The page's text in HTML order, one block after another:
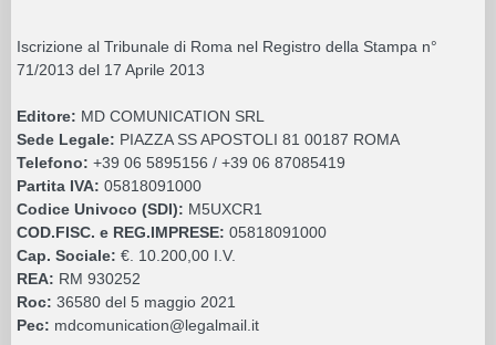
Iscrizione al Tribunale di Roma nel Registro della Stampa n°
71/2013 del 17 Aprile 2013
Editore: MD COMUNICATION SRL
Sede Legale: PIAZZA SS APOSTOLI 81 00187 ROMA
Telefono: +39 06 5895156 / +39 06 87085419
Partita IVA: 05818091000
Codice Univoco (SDI): M5UXCR1
COD.FISC. e REG.IMPRESE: 05818091000
Cap. Sociale: €. 10.200,00 I.V.
REA: RM 930252
Roc: 36580 del 5 maggio 2021
Pec: mdcomunication@legalmail.it